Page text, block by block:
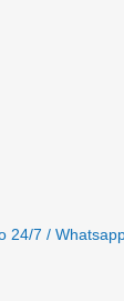
24/7 /